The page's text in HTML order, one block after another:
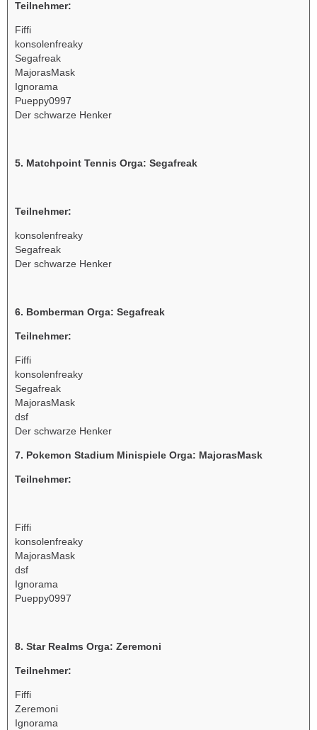
Teilnehmer:
Fiffi
konsolenfreaky
Segafreak
MajorasMask
Ignorama
Pueppy0997
Der schwarze Henker
5. Matchpoint Tennis Orga: Segafreak
Teilnehmer:
konsolenfreaky
Segafreak
Der schwarze Henker
6. Bomberman Orga: Segafreak
Teilnehmer:
Fiffi
konsolenfreaky
Segafreak
MajorasMask
dsf
Der schwarze Henker
7. Pokemon Stadium Minispiele Orga: MajorasMask
Teilnehmer:
Fiffi
konsolenfreaky
MajorasMask
dsf
Ignorama
Pueppy0997
8. Star Realms Orga: Zeremoni
Teilnehmer:
Fiffi
Zeremoni
Ignorama